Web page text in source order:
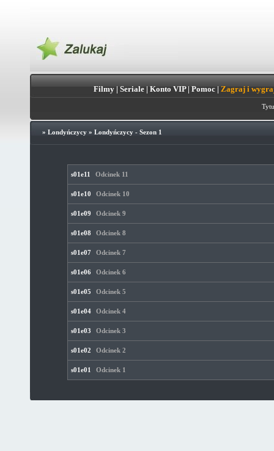
Filmy| Seriale| Konto VIP| Pomoc| Zagraj i
» Londyńczycy» Londyńczycy - Sezon 1
s01e11 Odcinek 11
s01e10 Odcinek 10
s01e09 Odcinek 9
s01e08 Odcinek 8
s01e07 Odcinek 7
s01e06 Odcinek 6
s01e05 Odcinek 5
s01e04 Odcinek 4
s01e03 Odcinek 3
s01e02 Odcinek 2
s01e01 Odcinek 1